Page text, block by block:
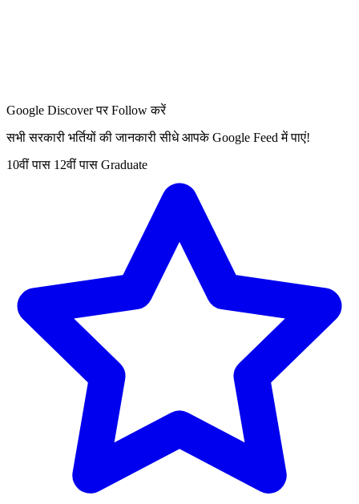
Google Discover पर Follow करें
सभी सरकारी भर्तियों की जानकारी सीधे आपके Google Feed में पाएं!
10वीं पास 12वीं पास Graduate